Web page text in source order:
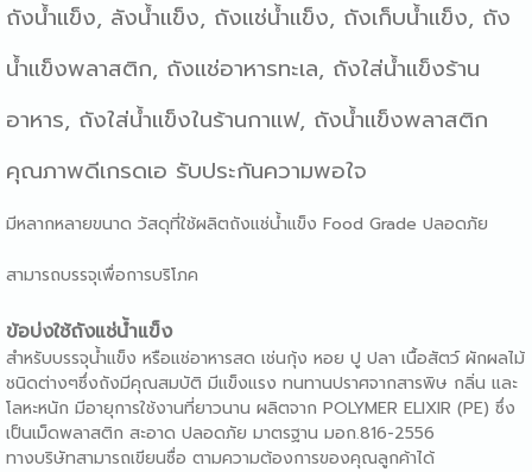
ถังน้ำแข็ง, ลังน้ำแข็ง, ถังแช่น้ำแข็ง, ถังเก็บน้ำแข็ง, ถัง
น้ำแข็งพลาสติก, ถังแช่อาหารทะเล, ถังใส่น้ำแข็งร้าน
อาหาร, ถังใส่น้ำแข็งในร้านกาแฟ, ถังน้ำแข็งพลาสติก
คุณภาพดีเกรดเอ รับประกันความพอใจ
มีหลากหลายขนาด วัสดุที่ใช้ผลิตถังแช่น้ำแข็ง Food Grade ปลอดภัย
สามารถบรรจุเพื่อการบริโภค
ข้อบ่งใช้ถังแช่น้ำแข็ง
สำหรับบรรจุน้ำแข็ง หรือแช่อาหารสด เช่นกุ้ง หอย ปู ปลา เนื้อสัตว์ ผักผลไม้
ชนิดต่างๆซึ่งถังมีคุณสมบัติ มีแข็งแรง ทนทานปราศจากสารพิษ กลิ่น และ
โลหะหนัก มีอายุการใช้งานที่ยาวนาน ผลิตจาก POLYMER ELIXIR (PE) ซึ่ง
เป็นเม็ดพลาสติก สะอาด ปลอดภัย มาตรฐาน มอก.816-2556
ทางบริษัทสามารถเขียนซื่อ ตามความต้องการของคุณลูกค้าได้